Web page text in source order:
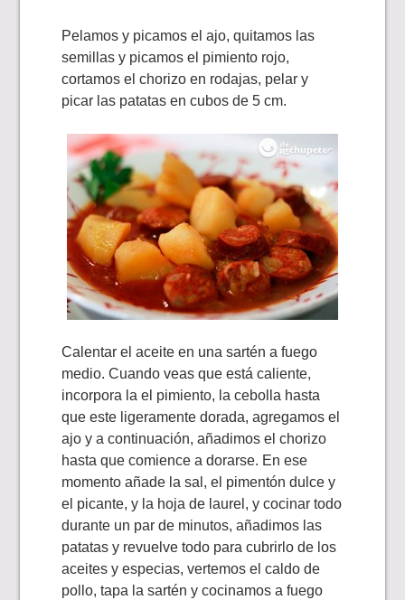
Pelamos y picamos el ajo, quitamos las
semillas y picamos el pimiento rojo,
cortamos el chorizo en rodajas, pelar y
picar las patatas en cubos de 5 cm.
Calentar el aceite en una sartén a fuego
medio. Cuando veas que está caliente,
incorpora la el pimiento, la cebolla hasta
que este ligeramente dorada, agregamos el
ajo y a continuación, añadimos el chorizo ​
hasta que comience a dorarse. En ese
momento añade la sal, el pimentón dulce y
el picante, y la hoja de laurel, y cocinar todo
durante un par de minutos, añadimos las
patatas y revuelve todo para cubrirlo de los
aceites y especias, vertemos el caldo de
pollo, tapa la sartén y cocinamos a fuego